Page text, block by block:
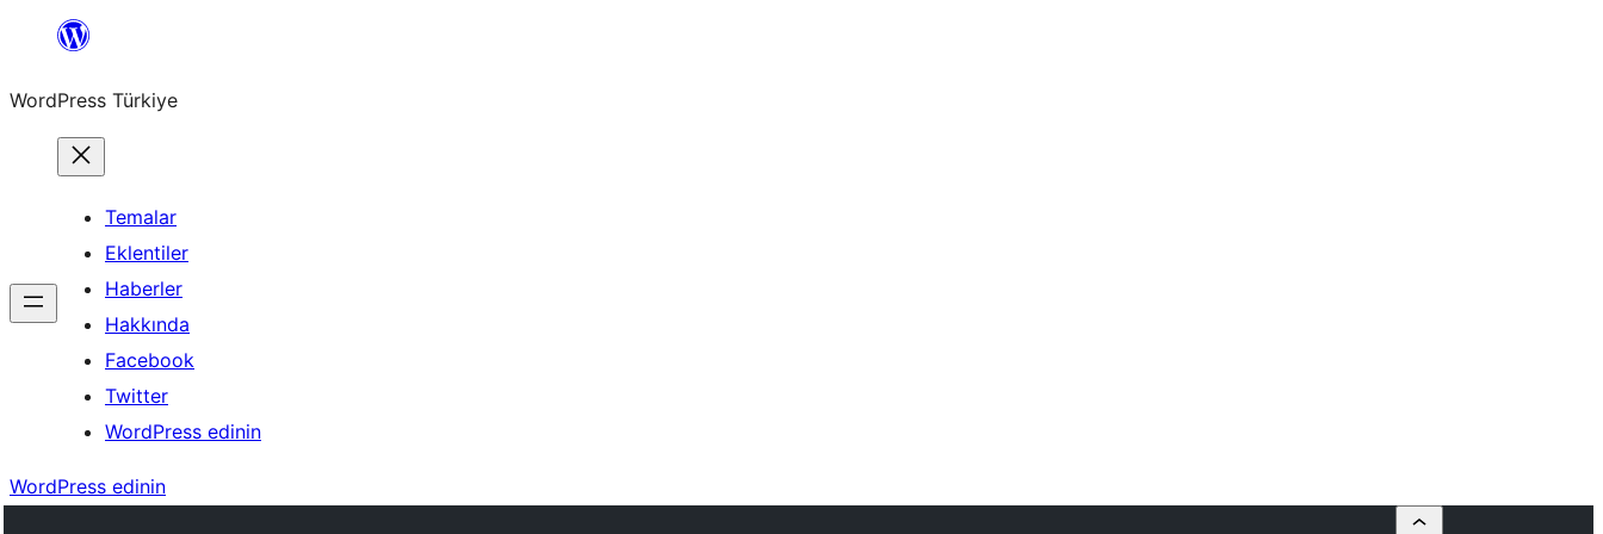
İçeriğe
WordPress Türkiye
Temalar
Eklentiler
Haberler
Hakkında
Facebook
Twitter
WordPress edinin
WordPress edinin